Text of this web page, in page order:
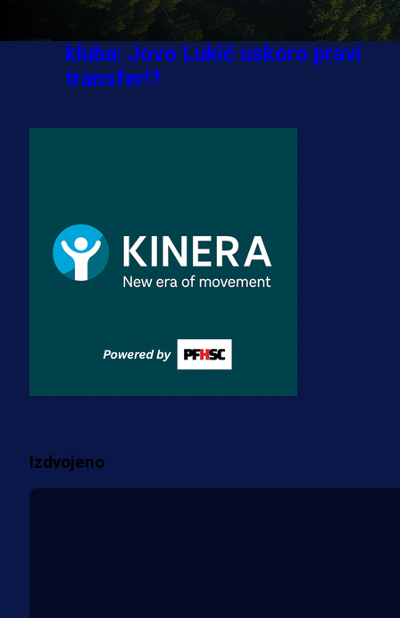
Stigla potvrda od predsjednika
kluba: Jovo Lukić uskoro pravi
transfer!?
dres BiH!
3 sedmica 4 dan
Premijer liga BiH
za pranje novca, pretresaju
prostorije FK Borac!
Izdvojeno